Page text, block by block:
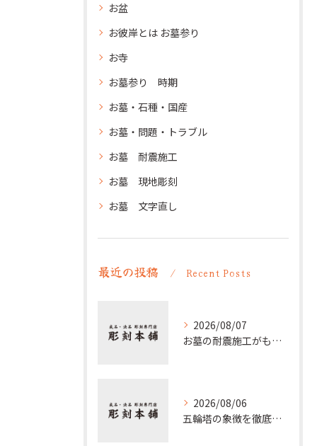
お盆
お彼岸とは お墓参り
お寺
お墓参り 時期
お墓・石種・国産
お墓・問題・トラブル
お墓 耐震施工
お墓 現地彫刻
お墓 文字直し
最近の投稿 Recent Posts
2026/08/07
お墓の耐震施工がもたらす家族と供養の安心とその重要性を徹底解説
2026/08/06
五輪塔の象徴を徹底解説 仏教五大や梵字の意味と歴史的背景